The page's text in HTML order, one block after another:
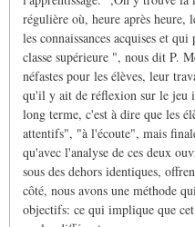
régulière où, heure après heure,
les connaissances acquises et
classe supérieure ", nous dit P.
néfastes pour les élèves, leur
qu'il y ait de réflexion sur le jeu
long terme, c'est à dire que les
attentifs", "à l'écoute", mais
qu'avec l'analyse de ces deux
sous des dehors identiques,
côté, nous avons une méthode
objectifs: ce qui implique que cet